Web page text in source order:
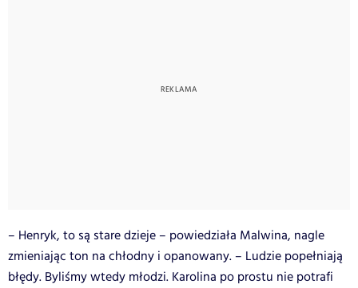
– Henryk, to są stare dzieje – powiedziała Malwina, nagle
zmieniając ton na chłodny i opanowany. – Ludzie popełniają
błędy. Byliśmy wtedy młodzi. Karolina po prostu nie potrafi